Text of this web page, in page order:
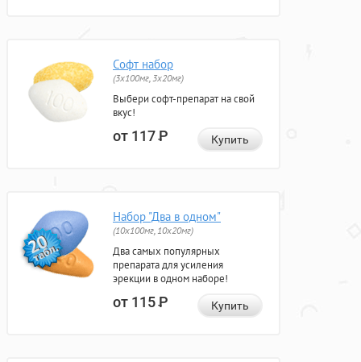
Софт набор
(3x100мг, 3x20мг)
Выбери софт-препарат на свой
вкус!
от 117Р Купить
Набор "Два в одном"
(10x100мг, 10x20мг)
Два самых популярных
препарата для усиления
эрекции в одном наборе!
от 115Р Купить